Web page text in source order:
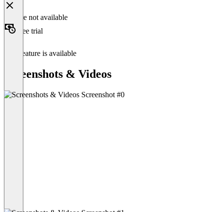
Feature not available
Free trial
This feature is available
Screenshots & Videos